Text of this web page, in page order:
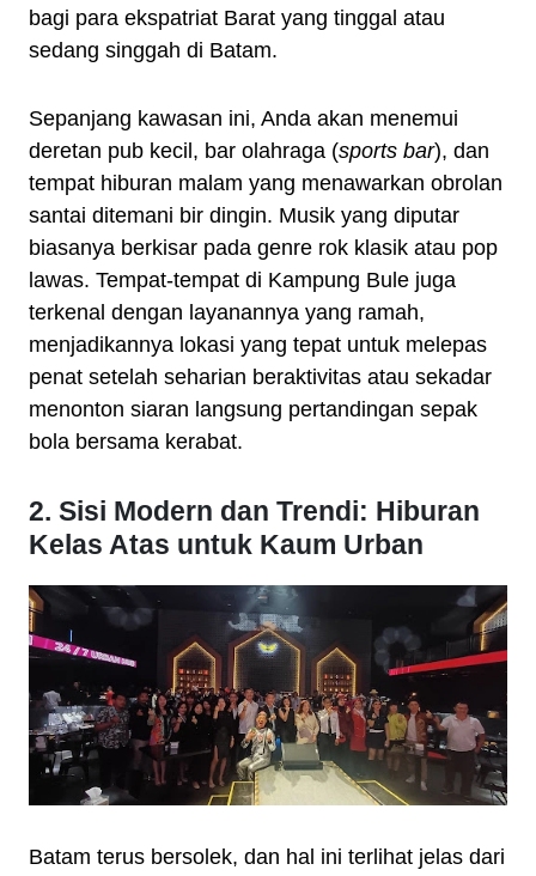
bagi para ekspatriat Barat yang tinggal atau
sedang singgah di Batam.
Sepanjang kawasan ini, Anda akan menemui
deretan pub kecil, bar olahraga (sports bar), dan
tempat hiburan malam yang menawarkan obrolan
santai ditemani bir dingin. Musik yang diputar
biasanya berkisar pada genre rok klasik atau pop
lawas. Tempat-tempat di Kampung Bule juga
terkenal dengan layanannya yang ramah,
menjadikannya lokasi yang tepat untuk melepas
penat setelah seharian beraktivitas atau sekadar
menonton siaran langsung pertandingan sepak
bola bersama kerabat.
2. Sisi Modern dan Trendi: Hiburan
Kelas Atas untuk Kaum Urban
Batam terus bersolek, dan hal ini terlihat jelas dari